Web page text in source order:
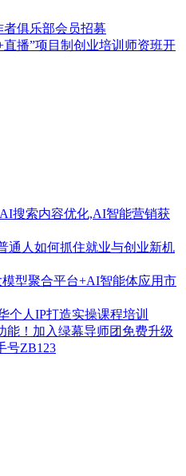
者俱乐部会员招募
直播”项目制创业培训师资班开
搜索内容优化,AI智能营销获
通人如何抓住就业与创业新机
型聚合平台+AI智能体应用市
个人IP打造实操课程培训
能！加入绿幕导师团免费升级
号ZB123